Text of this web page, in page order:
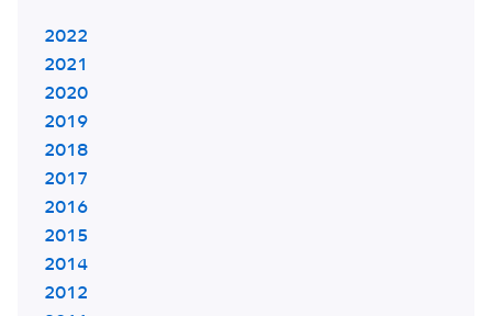
2022
2021
2020
2019
2018
2017
2016
2015
2014
2012